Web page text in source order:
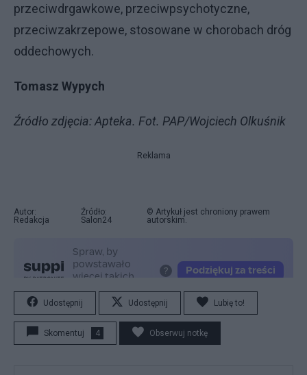
przeciwdrgawkowe, przeciwpsychotyczne,
przeciwzakrzepowe, stosowane w chorobach dróg
oddechowych.
Tomasz Wypych
Źródło zdjęcia: Apteka. Fot. PAP/Wojciech Olkuśnik
Reklama
Autor:
Redakcja
Źródło:
Salon24
© Artykuł jest chroniony prawem
autorskim.
Udostępnij Udostępnij Lubię to!
Skomentuj 4 Obserwuj notkę